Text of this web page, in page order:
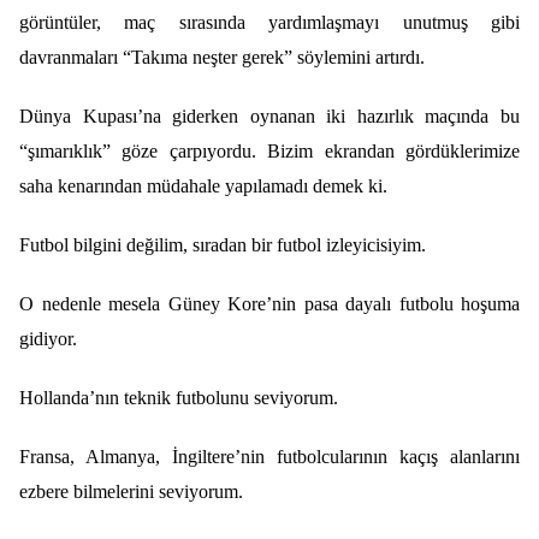
görüntüler, maç sırasında yardımlaşmayı unutmuş gibi
davranmaları “Takıma neşter gerek” söylemini artırdı.
Dünya Kupası’na giderken oynanan iki hazırlık maçında bu
“şımarıklık” göze çarpıyordu. Bizim ekrandan gördüklerimize
saha kenarından müdahale yapılamadı demek ki.
Futbol bilgini değilim, sıradan bir futbol izleyicisiyim.
O nedenle mesela Güney Kore’nin pasa dayalı futbolu hoşuma
gidiyor.
Hollanda’nın teknik futbolunu seviyorum.
Fransa, Almanya, İngiltere’nin futbolcularının kaçış alanlarını
ezbere bilmelerini seviyorum.